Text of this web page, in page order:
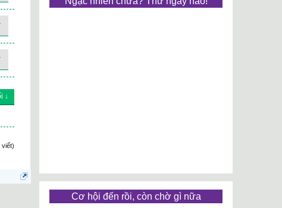
↓
viết)
Cơ hội đến rồi, còn chờ gì nữa